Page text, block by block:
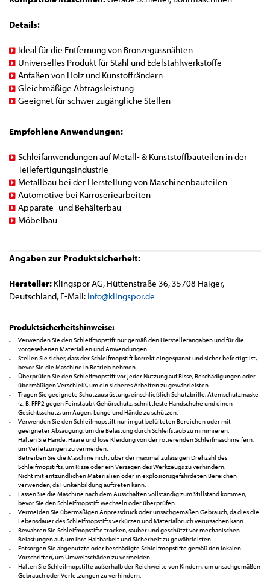
Details:
Ideal für die Entfernung von Bronzegussnähten
Universelles Produkt für Stahl und Edelstahlwerkstoffe
Anfaßen von Holz und Kunstoffrändern
Gleichmäßige Abtragsleistung
Geeignet für schwer zugängliche Stellen
Empfohlene Anwendungen:
Schleifanwendungen auf Metall- & Kunststoffbauteilen in der
Teilefertigungsindustrie
Metallbau bei der Herstellung von Maschinenbauteilen
Automotive bei Karroseriearbeiten
Apparate- und Behälterbau
Möbelbau
Angaben zur Produktsicherheit:
Hersteller: Klingspor AG, Hüttenstraße 36, 35708 Haiger,
Deutschland, E-Mail: info@klingspor.de
Produktsicherheitshinweise:
Verwenden Sie den Schleifmopstift nur gemäß den Herstellerangaben und für die
vorgesehenen Materialien und Anwendungen.
Stellen Sie sicher, dass der Schleifmopstift korrekt eingespannt und sicher befestigt ist,
bevor Sie die Maschine in Betrieb nehmen.
Überprüfen Sie den Schleifmopstift vor jeder Nutzung auf Risse, Beschädigungen oder
übermäßigen Verschleiß, um ein sicheres Arbeiten zu gewährleisten.
Tragen Sie geeignete Schutzausrüstung, einschließlich Schutzbrille, Atemschutzmaske
(z. B. FFP2 gegen Feinstaub), Gehörschutz, schnittfeste Handschuhe und einen
Gesichtsschutz, um Augen, Lunge und Hände zu schützen.
Verwenden Sie den Schleifmopstift nur in gut belüfteten Bereichen oder mit
geeigneter Absaugung, um die Belastung durch Schleifstaub zu minimieren.
Halten Sie Hände, Haare und lose Kleidung von der rotierenden Schleifmaschine fern,
um Verletzungen zu vermeiden.
Betreiben Sie die Maschine nicht über der maximal zulässigen Drehzahl des
Schleifmopstifts, um Risse oder ein Versagen des Werkzeugs zu verhindern.
Nicht mit entzündlichen Materialien oder in explosionsgefährdeten Bereichen
verwenden, da Funkenbildung auftreten kann.
Lassen Sie die Maschine nach dem Ausschalten vollständig zum Stillstand kommen,
bevor Sie den Schleifmopstift wechseln oder überprüfen.
Vermeiden Sie übermäßigen Anpressdruck oder unsachgemäßen Gebrauch, da dies die
Lebensdauer des Schleifmopstifts verkürzen und Materialbruch verursachen kann.
Bewahren Sie Schleifmopstifte trocken, sauber und geschützt vor mechanischen
Belastungen auf, um ihre Haltbarkeit und Sicherheit zu gewährleisten.
Entsorgen Sie abgenutzte oder beschädigte Schleifmopstifte gemäß den lokalen
Vorschriften, um Umweltschäden zu vermeiden.
Halten Sie Schleifmopstifte außerhalb der Reichweite von Kindern, um unsachgemäßen
Gebrauch oder Verletzungen zu verhindern.